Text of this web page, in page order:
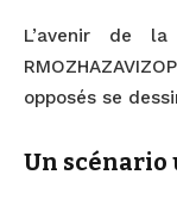
L’avenir de
opposés se
Un scénario